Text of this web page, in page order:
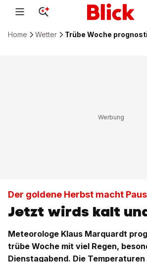
Home Wetter Trübe Woche
Der goldene Herbst macht
Jetzt wirds kalt
Meteorologe Klaus Marquardt
trübe Woche mit viel Regen,
Dienstagabend. Die